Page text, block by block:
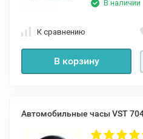
В наличии
К сравнению
В корзину
Автомобильные часы VST